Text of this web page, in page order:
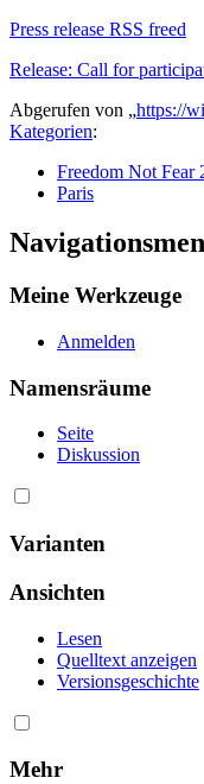
Press release RSS freed
Release: Call for
Abgerufen von „https://
Kategorien:
Freedom Not Fear
Paris
Meine Werkzeuge
Anmelden
Namensräume
Seite
Diskussion
Varianten
Ansichten
Lesen
Quelltext anzeigen
Versionsgeschichte
Mehr